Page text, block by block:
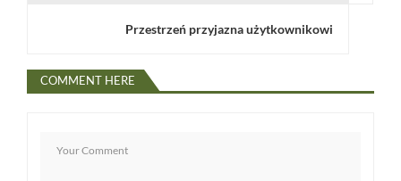
c
Przestrzeń przyjazna użytkownikowi
COMMENT HERE